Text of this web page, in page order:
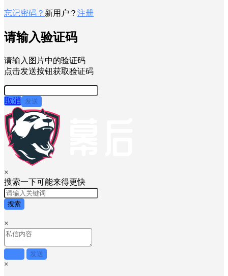
忘记密码？ 新用户？ 注册
请输入验证码
请输入图片中的验证码
点击发送按钮获取验证码
取消 发送
×
搜索一下可能来得更快
搜索
×
发送
×